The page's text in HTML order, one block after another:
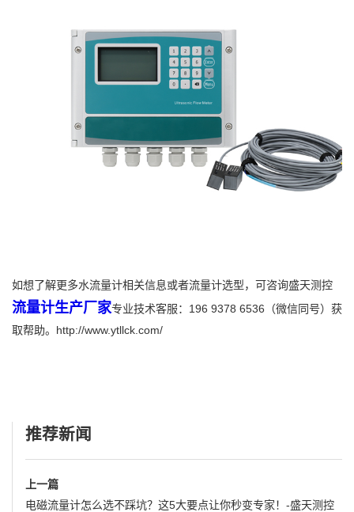
如想了解更多水流量计相关信息或者流量计选型，可咨询盛天测控
流量计生产厂家专业技术客服：196 9378 6536（微信同号）获
取帮助。http://www.ytllck.com/
推荐新闻
上一篇
电磁流量计怎么选不踩坑？这5大要点让你秒变专家！-盛天测控